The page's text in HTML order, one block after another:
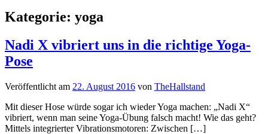
Kategorie: yoga
Nadi X vibriert uns in die richtige Yoga-
Pose
Veröffentlicht am 22. August 2016 von TheHallstand
Mit dieser Hose würde sogar ich wieder Yoga machen: „Nadi X“
vibriert, wenn man seine Yoga-Übung falsch macht! Wie das geht?
Mittels integrierter Vibrationsmotoren: Zwischen […]